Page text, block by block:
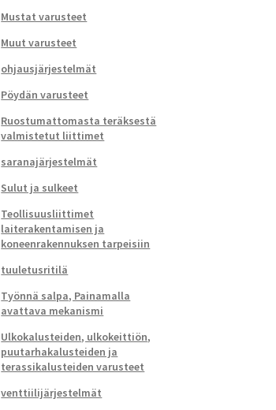
Mustat varusteet
Muut varusteet
ohjausjärjestelmät
Pöydän varusteet
Ruostumattomasta teräksestä
valmistetut liittimet
saranajärjestelmät
Sulut ja sulkeet
Teollisuusliittimet
laiterakentamisen ja
koneenrakennuksen tarpeisiin
tuuletusritilä
Työnnä salpa, Painamalla
avattava mekanismi
Ulkokalusteiden, ulkokeittiön,
puutarhakalusteiden ja
terassikalusteiden varusteet
venttiilijärjestelmät